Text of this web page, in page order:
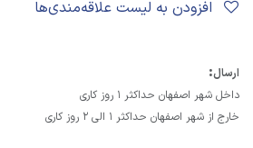
ارسال:
داخل شهر اصفهان حداکثر 1 روز کاری
خارج از شهر اصفهان حداکثر 1 الی 2 روز کاری